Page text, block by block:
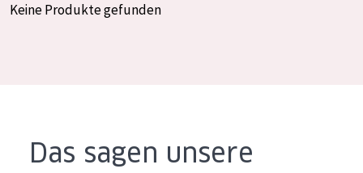
PRODUKTTYP
Serum
Keine Produkte gefunden
Das sagen unsere